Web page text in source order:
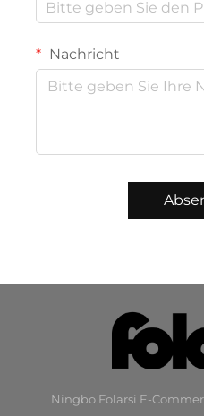
Nachricht
Ningbo Folarsi E-